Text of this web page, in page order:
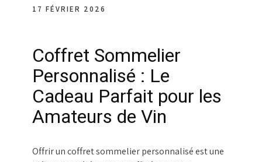
17 FÉVRIER 2026
Coffret Sommelier
Personnalisé : Le
Cadeau Parfait pour les
Amateurs de Vin
Offrir un coffret sommelier personnalisé est une